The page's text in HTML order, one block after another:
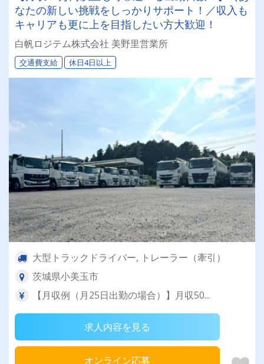
なたの新しい挑戦をしっかりサポート！／収入も
キャリアも更に上を目指したい方大歓迎！
白帆ロジテム株式会社 美野里営業所
交通費支給 休日4日以上
大型トラックドライバー, トレーラー（牽引）
茨城県小美玉市
【月収例（月25日出勤の場合）】月収50...
求人内容を見る
オンライン応募